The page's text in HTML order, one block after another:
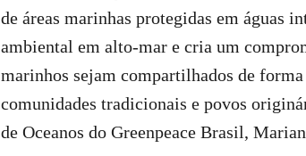
de áreas marinhas protegidas em águas
ambiental em alto-mar e cria um
marinhos sejam compartilhados de
comunidades tradicionais e povos
de Oceanos do Greenpeace Brasil,